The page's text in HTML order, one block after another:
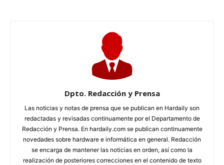
Dpto. Redacción y Prensa
Las noticias y notas de prensa que se publican en Hardaily son
redactadas y revisadas continuamente por el Departamento de
Redacción y Prensa. En hardaily.com se publican continuamente
novedades sobre hardware e informática en general. Redacción
se encarga de mantener las noticias en orden, así como la
realización de posteriores correcciones en el contenido de texto